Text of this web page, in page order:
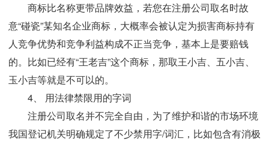
商标比名称更带品牌效益，若您在注册公司取名时故
意“碰瓷”某知名企业商标，大概率会被认定为损害商标持有
人竞争优势和竞争利益构成不正当竞争，基本上是要赔钱
的。比如已经有“王老吉”这个商标，那取王小吉、五小吉、
玉小吉等就是不可以的。
4、 用法律禁限用的字词
注册公司取名并不完全自由，为了维护和谐的市场环境
我国登记机关明确规定了不少禁用字/词汇，比如包含有消极